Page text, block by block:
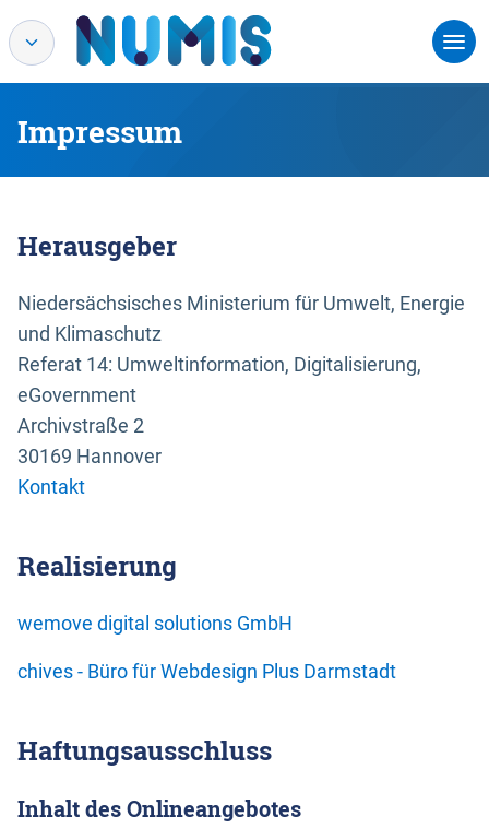
Impressum
Herausgeber
Niedersächsisches Ministerium für Umwelt, Energie
und Klimaschutz
Referat 14: Umweltinformation, Digitalisierung,
eGovernment
Archivstraße 2
30169 Hannover
Kontakt
Realisierung
wemove digital solutions GmbH
chives - Büro für Webdesign Plus Darmstadt
Haftungsausschluss
Inhalt des Onlineangebotes